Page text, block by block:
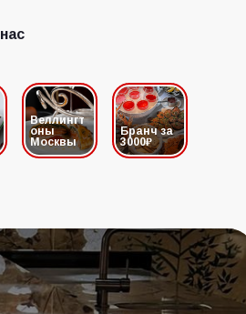
Веллингт
оны
Москвы
Бранч за
3000₽